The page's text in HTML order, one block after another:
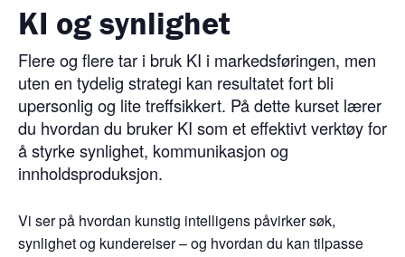
KI og synlighet
Flere og flere tar i bruk KI i markedsføringen, men
uten en tydelig strategi kan resultatet fort bli
upersonlig og lite treffsikkert. På dette kurset lærer
du hvordan du bruker KI som et effektivt verktøy for
å styrke synlighet, kommunikasjon og
innholdsproduksjon.
Vi ser på hvordan kunstig intelligens påvirker søk,
synlighet og kundereiser – og hvordan du kan tilpasse